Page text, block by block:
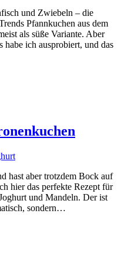
und Zwiebeln – die
Pfannkuchen aus dem
als süße Variante. Aber
habe ich ausprobiert, und das
hast aber trotzdem Bock auf
hier das perfekte Rezept für
und Mandeln. Der ist
sondern…